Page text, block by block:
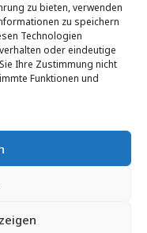
zu bieten, verwenden
zu speichern
Technologien
oder eindeutige
Ihre Zustimmung nicht
Funktionen und
Rechte vorbehalten.